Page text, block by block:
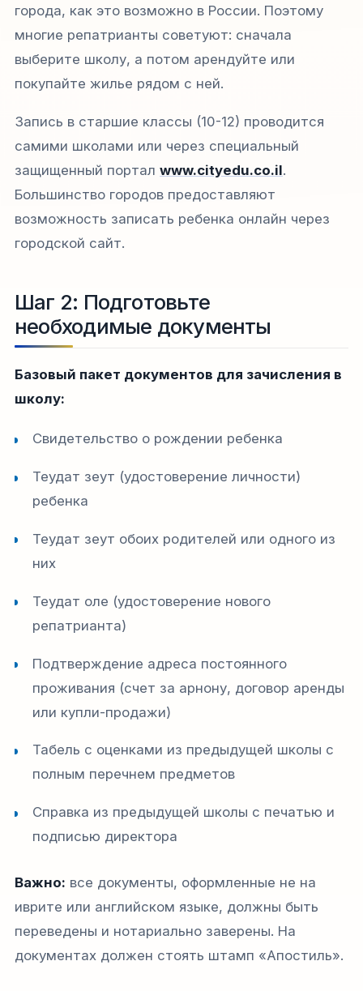
города, как это возможно в России. Поэтому
многие репатрианты советуют: сначала
выберите школу, а потом арендуйте или
покупайте жилье рядом с ней.​​
Запись в старшие классы (10-12) проводится
самими школами или через специальный
защищенный портал www.cityedu.co.il.
Большинство городов предоставляют
возможность записать ребенка онлайн через
городской сайт.​
Шаг 2: Подготовьте
необходимые документы
Базовый пакет документов для зачисления в
школу:
Свидетельство о рождении ребенка
Теудат зеут (удостоверение личности)
ребенка
Теудат зеут обоих родителей или одного из
них
Теудат оле (удостоверение нового
репатрианта)
Подтверждение адреса постоянного
проживания (счет за арнону, договор аренды
или купли-продажи)
Табель с оценками из предыдущей школы с
полным перечнем предметов
Справка из предыдущей школы с печатью и
подписью директора
Важно: все документы, оформленные не на
иврите или английском языке, должны быть
переведены и нотариально заверены. На
документах должен стоять штамп «Апостиль».​